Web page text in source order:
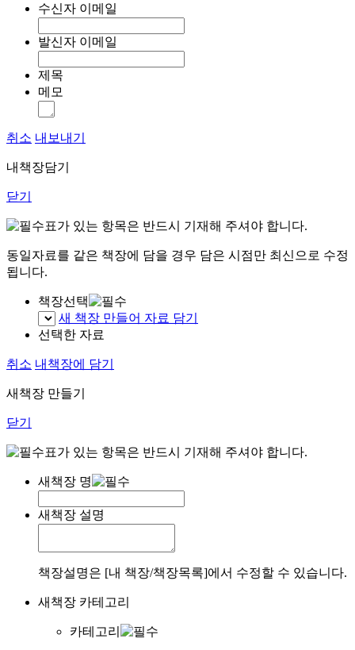
수신자 이메일
발신자 이메일
제목
메모
취소 내보내기
내책장담기
닫기
표가 있는 항목은 반드시 기재해 주셔야 합니다.
동일자료를 같은 책장에 담을 경우 담은 시점만 최신으로 수정
됩니다.
책장선택
새 책장 만들어 자료 담기
선택한 자료
취소 내책장에 담기
새책장 만들기
닫기
표가 있는 항목은 반드시 기재해 주셔야 합니다.
새책장 명
새책장 설명
책장설명은 [내 책장/책장목록]에서 수정할 수 있습니다.
새책장 카테고리
카테고리